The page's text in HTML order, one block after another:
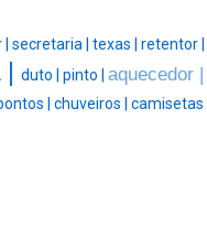
secretaria | texas | retentor |
duto | pinto | aquecedor |
| chuveiros | camisetas |